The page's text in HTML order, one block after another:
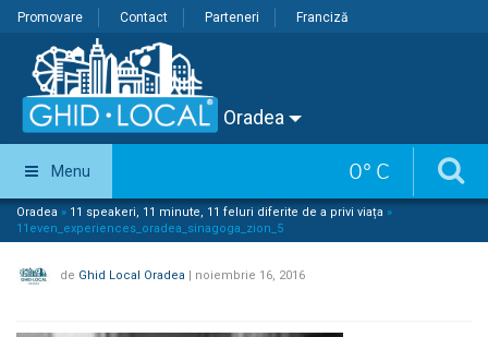
Promovare Contact Parteneri Franciză
Oradea
0° C
Menu
Oradea » 11 speakeri, 11 minute, 11 feluri diferite de a privi viața »
11even_experiences_oradea_sinagoga_zion_5
de Ghid Local Oradea | noiembrie 16, 2016